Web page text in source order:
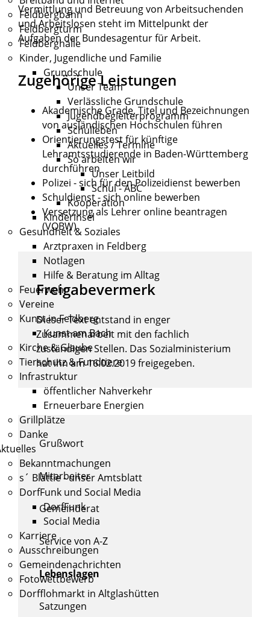
Feldbergbahn
Feldbergturm
Feldberghalle
Kinder, Jugendliche und Familie
Grundschule
Unser Team
Verlässliche Grundschule
Jugendbegleiterprogramm
Schulleben
Aktuelles / Termine
So arbeiten wir
Unser Leitbild
Schul - ABC
Kooperation
Kinderinsel
Gesundheit & Soziales
Arztpraxen in Feldberg
Notlagen
Hilfe & Beratung im Alltag
Feuerwehr
Vereine
Kunst in Feldberg
Kunst am Bach
Kirche & Glaube
Tierschutz & Fundtiere
Infrastruktur
öffentlicher Nahverkehr
Erneuerbare Energien
Grillplätze
Danke
Bekanntmachungen
s´ Blättle - unser Amtsblatt
DorfFunk und Social Media
DorfFunk
Social Media
Karriere
Ausschreibungen
Gemeindenachrichten
Fotowettbewerb
Dorfflohmarkt in Altglashütten
Vermittlung und Betreuung von Arbeitsuchenden
und Arbeitslosen steht im Mittelpunkt der
Aufgaben der Bundesagentur für Arbeit.
Zugehörige Leistungen
Akademische Grade, Titel und Bezeichnungen
von ausländischen Hochschulen führen
Orientierungstest für künftige
Lehramtsstudierende in Baden-Württemberg
durchführen
Polizei - sich für den Polizeidienst bewerben
Schuldienst - sich online bewerben
Versetzung als Lehrer online beantragen
(VOBW)
Freigabevermerk
Dieser Text entstand in enger
Zusammenarbeit mit den fachlich
zuständigen Stellen. Das Sozialministerium
hat ihn am 16.02.2019 freigegeben.
Grußwort
Mitarbeiter
Gemeinderat
Service von A-Z
Lebenslagen
Satzungen